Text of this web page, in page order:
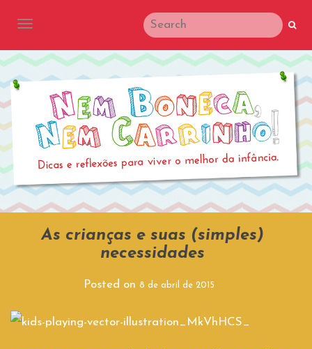
TOGGLE NAVIGATION
As crianças e suas (simples)
necessidades
Posted on 8 de abril de 2015